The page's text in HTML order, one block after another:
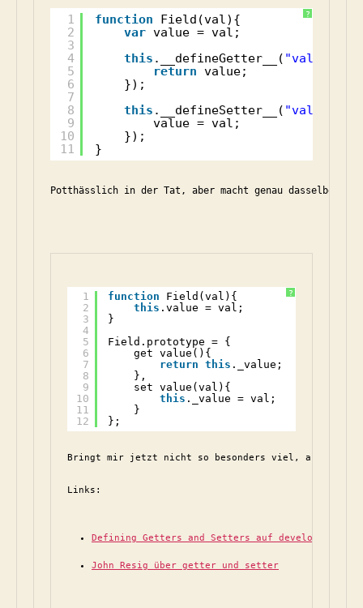
?
1
2
3
4
5
6
7
8
9
10
11
function
Field(val){
var value = val;
this .__defineGetter__( "value"
return value;
});
this .__defineSetter__( "value"
value = val;
});
}
Potthässlich in der Tat, aber macht genau dasselbe
?
1
2
3
4
5
6
7
8
9
10
11
12
function
Field(val){
this .value = val;
}
Field.prototype = {
get value(){
return this ._value;
},
set value(val){
this ._value = val;
}
};
Bringt mir jetzt nicht so besonders viel, aber
Links:
Defining Getters and Setters auf
John Resig über getter und setter